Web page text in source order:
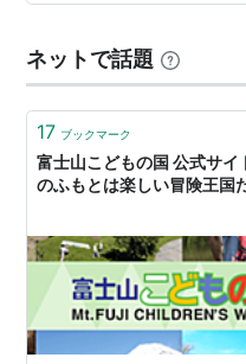
2日の富士山です。 にほ
ネットで話題
17 ブックマーク
富士山こどもの国 公式サイ
のふもとは楽しい冒険王国